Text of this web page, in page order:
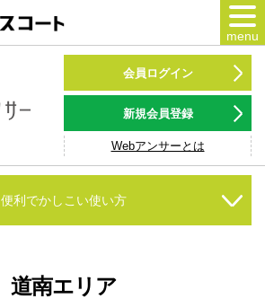
menu
カードをつかう
NSポイント
キャンペーン
サービス
会員ログイン
新規会員登録
Webアンサーとは
便利でかしこい使い方
道南エリア